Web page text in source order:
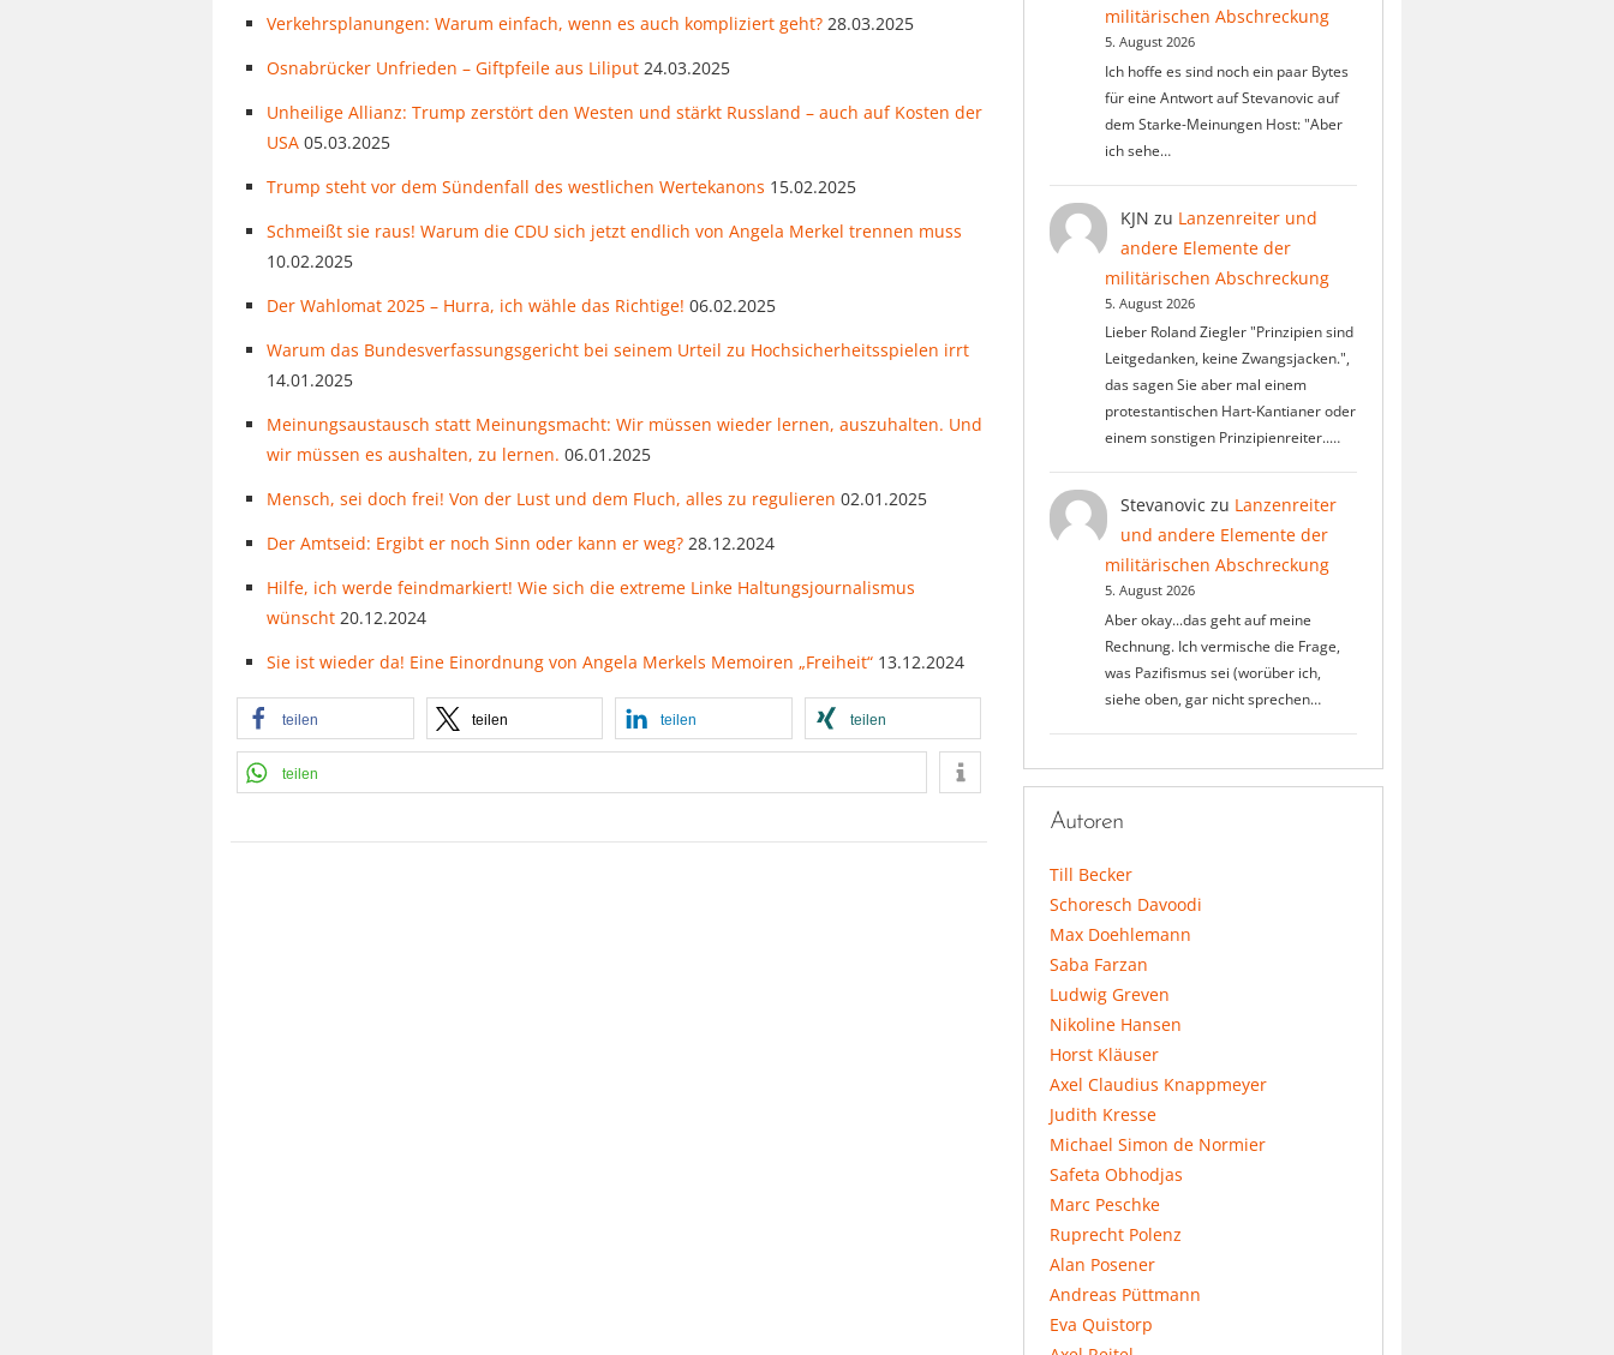
Verkehrsplanungen: Warum einfach, wenn es auch kompliziert geht? 28.03.2025
Osnabrücker Unfrieden – Giftpfeile aus Liliput 24.03.2025
Unheilige Allianz: Trump zerstört den Westen und stärkt Russland – auch auf Kosten der
USA 05.03.2025
Trump steht vor dem Sündenfall des westlichen Wertekanons 15.02.2025
Schmeißt sie raus! Warum die CDU sich jetzt endlich von Angela Merkel trennen muss
10.02.2025
Der Wahlomat 2025 – Hurra, ich wähle das Richtige! 06.02.2025
Warum das Bundesverfassungsgericht bei seinem Urteil zu Hochsicherheitsspielen irrt
14.01.2025
Meinungsaustausch statt Meinungsmacht: Wir müssen wieder lernen, auszuhalten. Und
wir müssen es aushalten, zu lernen. 06.01.2025
Mensch, sei doch frei! Von der Lust und dem Fluch, alles zu regulieren 02.01.2025
Der Amtseid: Ergibt er noch Sinn oder kann er weg? 28.12.2024
Hilfe, ich werde feindmarkiert! Wie sich die extreme Linke Haltungsjournalismus
wünscht 20.12.2024
Sie ist wieder da! Eine Einordnung von Angela Merkels Memoiren „Freiheit“ 13.12.2024
teilen teilen teilen teilen
teilen
militärischen Abschreckung
5. August 2026
Ich hoffe es sind noch ein paar Bytes
für eine Antwort auf Stevanovic auf
dem Starke-Meinungen Host: "Aber
ich sehe…
KJN zu Lanzenreiter und
andere Elemente der
militärischen Abschreckung
5. August 2026
Lieber Roland Ziegler "Prinzipien sind
Leitgedanken, keine Zwangsjacken.",
das sagen Sie aber mal einem
protestantischen Hart-Kantianer oder
einem sonstigen Prinzipienreiter..…
Stevanovic zu Lanzenreiter
und andere Elemente der
militärischen Abschreckung
5. August 2026
Aber okay...das geht auf meine
Rechnung. Ich vermische die Frage,
was Pazifismus sei (worüber ich,
siehe oben, gar nicht sprechen…
Autoren
Till Becker
Schoresch Davoodi
Max Doehlemann
Saba Farzan
Ludwig Greven
Nikoline Hansen
Horst Kläuser
Axel Claudius Knappmeyer
Judith Kresse
Michael Simon de Normier
Safeta Obhodjas
Marc Peschke
Ruprecht Polenz
Alan Posener
Andreas Püttmann
Eva Quistorp